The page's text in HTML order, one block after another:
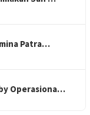
Patra…
Operasiona…